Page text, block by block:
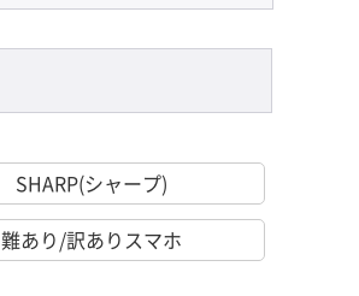
SHARP(シャープ)
難あり/訳ありスマホ